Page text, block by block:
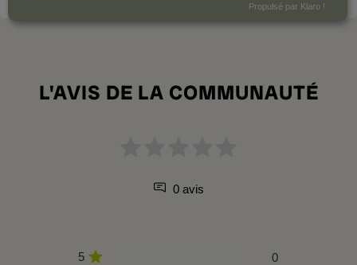
L'AVIS DE LA COMMUNAUTÉ
0 avis
5
0
Propulsé par Klaro !